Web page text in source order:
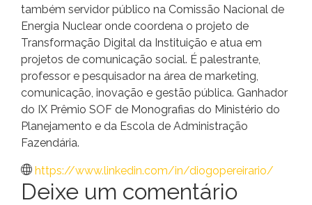
também servidor público na Comissão Nacional de
Energia Nuclear onde coordena o projeto de
Transformação Digital da Instituição e atua em
projetos de comunicação social. É palestrante,
professor e pesquisador na área de marketing,
comunicação, inovação e gestão pública. Ganhador
do IX Prêmio SOF de Monografias do Ministério do
Planejamento e da Escola de Administração
Fazendária.
https://www.linkedin.com/in/diogopereirario/
Deixe um comentário